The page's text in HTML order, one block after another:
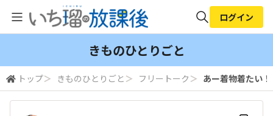
検索
ログイン
きものひとりごと
トップ＞ きものひとりごと ＞ フリートーク ＞ あー着物着たい